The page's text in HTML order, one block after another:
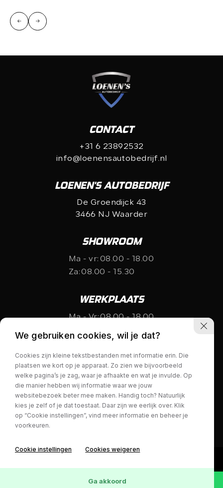
CONTACT
+31 6 23892532
info@loenensautobedrijf.nl
LOENEN'S AUTOBEDRIJF
De Groendijck 43
3466 NJ Waarder
SHOWROOM
Ma - vr: 08.00 - 18.00
Za: 08.00 - 15.30
WERKPLAATS
Ma - Vr:08.00 - 18.00
gesloten
Privacy policy
We gebruiken cookies, wil je dat?
Cookies zijn kleine tekstbestanden met informatie erin. Die
plaatsen we kort op je apparaat. Zo zien we bijvoorbeeld
welke pagina’s je zag, waar je afhaakte en wat je invulde. Op
die manier hebben wij informatie waar we jouw
websitebezoek beter mee maken. Handig toch? Natuurlijk
kies je zelf of je dat toestaat. Daar zijn we eerlijk over. Klik
op “Cookie instellingen”, vind meer informatie en beheer je
voorkeuren.
Cookie instellingen Cookies weigeren
Ga akkoord